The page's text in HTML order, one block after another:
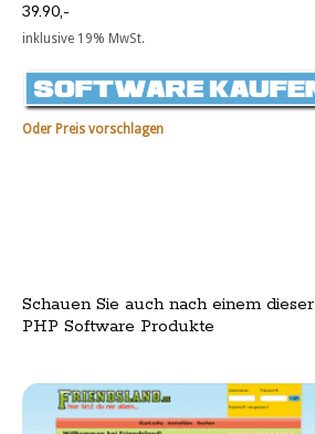
39.90,-
inklusive 19% MwSt.
Oder Preis vorschlagen
Schauen Sie auch nach einem dieser
PHP Software Produkte